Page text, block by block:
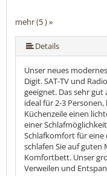
mehr (5 ) »
mehr (5 ) »
Details
Unser neues
Digit. SAT-TV und
geeignet. Das sehr
ideal für 2-3
Küchenzeile einen
einer
Schlafkomfort für eine
schlafen Sie auf
Komfortbett. Unser
Verweilen und